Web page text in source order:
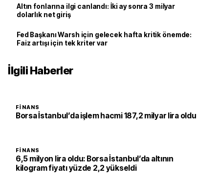
Altın fonlarına ilgi canlandı: İki ay sonra 3 milyar
dolarlık net giriş
Fed Başkanı Warsh için gelecek hafta kritik önemde:
Faiz artışı için tek kriter var
İlgili Haberler
FINANS
Borsa İstanbul’da işlem hacmi 187,2 milyar lira oldu
FINANS
6,5 milyon lira oldu: Borsa İstanbul’da altının
kilogram fiyatı yüzde 2,2 yükseldi